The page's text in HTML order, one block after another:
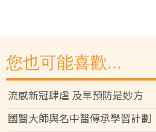
您也可能喜歡...
流感新冠肆虐 及早預防是妙方
國醫大師與名中醫傳承學習計劃